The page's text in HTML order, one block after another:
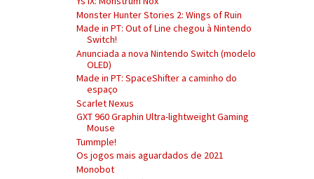
Monster Hunter Stories 2: Wings of Ruin
Made in PT: Out of Line chegou à Nintendo
Switch!
Anunciada a nova Nintendo Switch (modelo
OLED)
Made in PT: SpaceShifter a caminho do
espaço
Scarlet Nexus
GXT 960 Graphin Ultra-lightweight Gaming
Mouse
Tummple!
Os jogos mais aguardados de 2021
Monobot